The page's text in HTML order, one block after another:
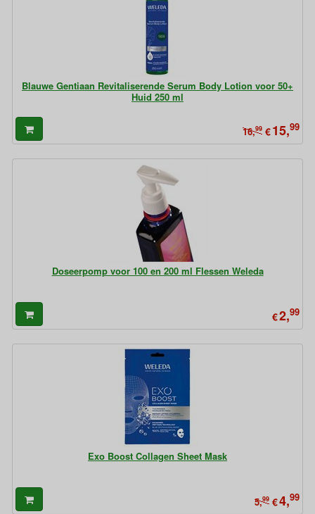
Blauwe Gentiaan Revitaliserende Serum Body Lotion voor 50+
Huid 250 ml
16,99 €15,99
Doseerpomp voor 100 en 200 ml Flessen Weleda
€2,99
Exo Boost Collagen Sheet Mask
5,99 €4,99